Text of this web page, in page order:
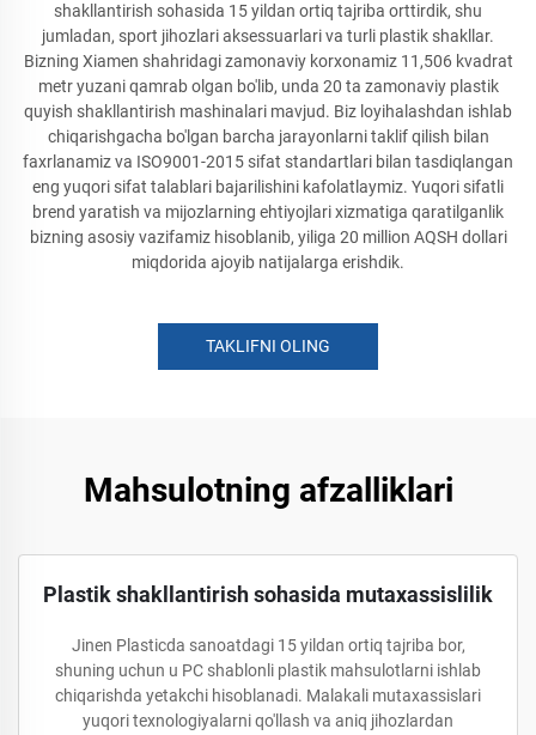
shakllantirish sohasida 15 yildan ortiq tajriba orttirdik, shu
jumladan, sport jihozlari aksessuarlari va turli plastik shakllar.
Bizning Xiamen shahridagi zamonaviy korxonamiz 11,506 kvadrat
metr yuzani qamrab olgan bo'lib, unda 20 ta zamonaviy plastik
quyish shakllantirish mashinalari mavjud. Biz loyihalashdan ishlab
chiqarishgacha bo'lgan barcha jarayonlarni taklif qilish bilan
faxrlanamiz va ISO9001-2015 sifat standartlari bilan tasdiqlangan
eng yuqori sifat talablari bajarilishini kafolatlaymiz. Yuqori sifatli
brend yaratish va mijozlarning ehtiyojlari xizmatiga qaratilganlik
bizning asosiy vazifamiz hisoblanib, yiliga 20 million AQSH dollari
miqdorida ajoyib natijalarga erishdik.
TAKLIFNI OLING
Mahsulotning afzalliklari
Plastik shakllantirish sohasida mutaxassislilik
Jinen Plasticda sanoatdagi 15 yildan ortiq tajriba bor,
shuning uchun u PC shablonli plastik mahsulotlarni ishlab
chiqarishda yetakchi hisoblanadi. Malakali mutaxassislari
yuqori texnologiyalarni qo'llash va aniq jihozlardan